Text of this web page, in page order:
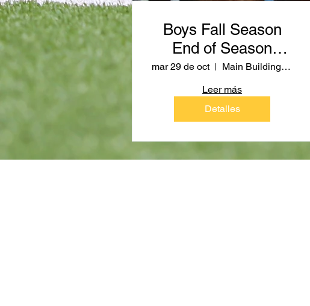
Boys Fall Season
End of Season
Banquet
mar 29 de oct
Main Building Cafeteria
Leer más
Detalles